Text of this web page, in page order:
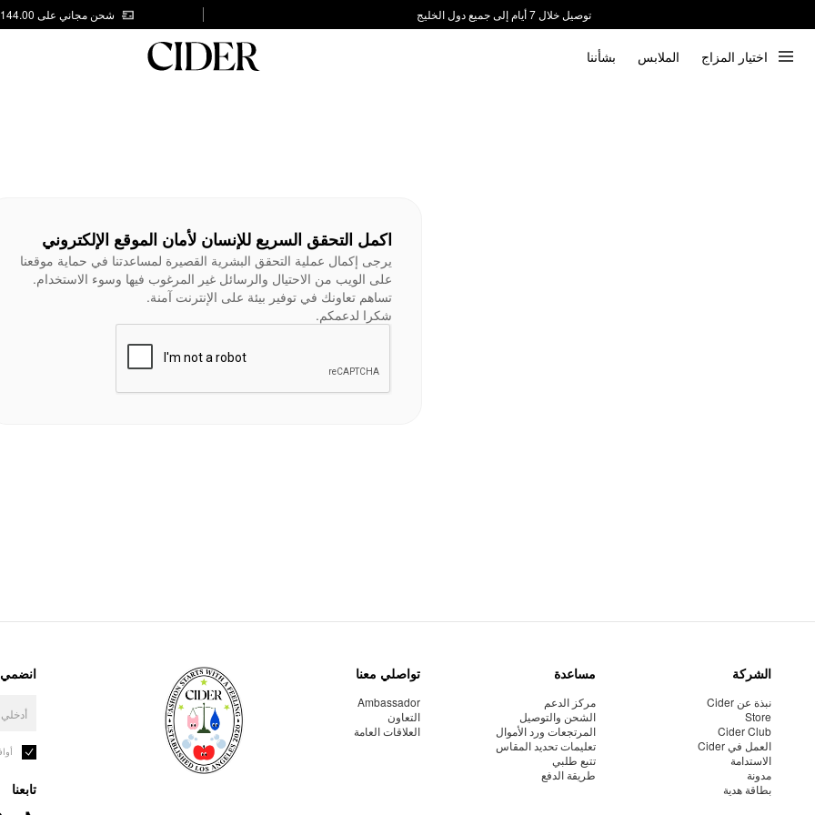
توصيل خلال 7 أيام إلى جميع دول الخليج
شحن مجاني على AED 144.00
اختيار المزاج الملابس بشأننا
اكمل التحقق السريع للإنسان لأمان الموقع الإلكتروني
يرجى إكمال عملية التحقق البشرية القصيرة لمساعدتنا في حماية موقعنا
على الويب من الاحتيال والرسائل غير المرغوب فيها وسوء الاستخدام.
تساهم تعاونك في توفير بيئة على الإنترنت آمنة.
شكرا لدعمكم.
الشركة
نبذة عن Cider
Store
Cider Club
العمل في Cider
الاستدامة
مدونة
بطاقة هدية
مساعدة
مركز الدعم
الشحن والتوصيل
المرتجعات ورد الأموال
تعليمات تحديد المقاس
تتبع طلبي
طريقة الدفع
تواصلي معنا
Ambassador
التعاون
العلاقات العامة
انضمي
تابعنا